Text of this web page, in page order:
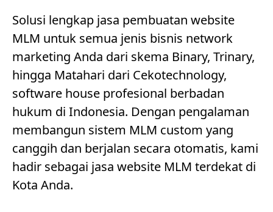
Solusi lengkap jasa pembuatan website
MLM untuk semua jenis bisnis network
marketing Anda dari skema Binary, Trinary,
hingga Matahari dari Cekotechnology,
software house profesional berbadan
hukum di Indonesia. Dengan pengalaman
membangun sistem MLM custom yang
canggih dan berjalan secara otomatis, kami
hadir sebagai jasa website MLM terdekat di
Kota Anda.